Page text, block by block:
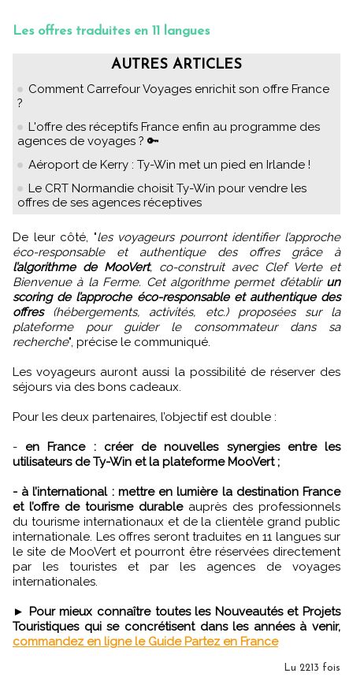
Les offres traduites en 11 langues
AUTRES ARTICLES
Comment Carrefour Voyages enrichit son offre France
?
L'offre des réceptifs France enfin au programme des
agences de voyages ? 🔑
Aéroport de Kerry : Ty-Win met un pied en Irlande !
Le CRT Normandie choisit Ty-Win pour vendre les
offres de ses agences réceptives
De leur côté, "les voyageurs pourront identifier l’approche
éco-responsable et authentique des offres grâce à
l’algorithme de MooVert, co-construit avec Clef Verte et
Bienvenue à la Ferme. Cet algorithme permet d’établir un
scoring de l’approche éco-responsable et authentique des
offres(hébergements, activités, etc.) proposées sur la
plateforme pour guider le consommateur dans sa
recherche", précise le communiqué.
Les voyageurs auront aussi la possibilité de réserver des
séjours via des bons cadeaux.
Pour les deux partenaires, l’objectif est double :
- en France : créer de nouvelles synergies entre les
utilisateurs de Ty-Win et la plateforme MooVert ;
- à l’international : mettre en lumière la destination France
et l’offre de tourisme durableauprès des professionnels
du tourisme internationaux et de la clientèle grand public
internationale. Les offres seront traduites en 11 langues sur
le site de MooVert et pourront être réservées directement
par les touristes et par les agences de voyages
internationales.
► Pour mieux connaître toutes les Nouveautés et Projets
Touristiques qui se concrétisent dans les années à venir,
commandez en ligne le Guide Partez en France
Lu 2213 fois